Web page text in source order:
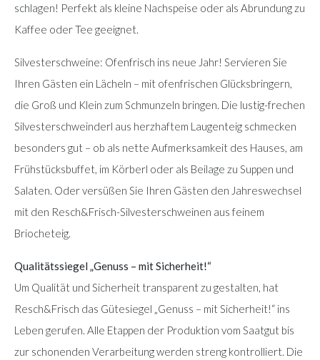
schlagen! Perfekt als kleine Nachspeise oder als Abrundung zu
Kaffee oder Tee geeignet.
Silvesterschweine: Ofenfrisch ins neue Jahr! Servieren Sie
Ihren Gästen ein Lächeln – mit ofenfrischen Glücksbringern,
die Groß und Klein zum Schmunzeln bringen. Die lustig-frechen
Silvesterschweinderl aus herzhaftem Laugenteig schmecken
besonders gut – ob als nette Aufmerksamkeit des Hauses, am
Frühstücksbuffet, im Körberl oder als Beilage zu Suppen und
Salaten. Oder versüßen Sie Ihren Gästen den Jahreswechsel
mit den Resch&Frisch-Silvesterschweinen aus feinem
Briocheteig.
Qualitätssiegel „Genuss – mit Sicherheit!“
Um Qualität und Sicherheit transparent zu gestalten, hat
Resch&Frisch das Gütesiegel „Genuss – mit Sicherheit!“ ins
Leben gerufen. Alle Etappen der Produktion vom Saatgut bis
zur schonenden Verarbeitung werden streng kontrolliert. Die